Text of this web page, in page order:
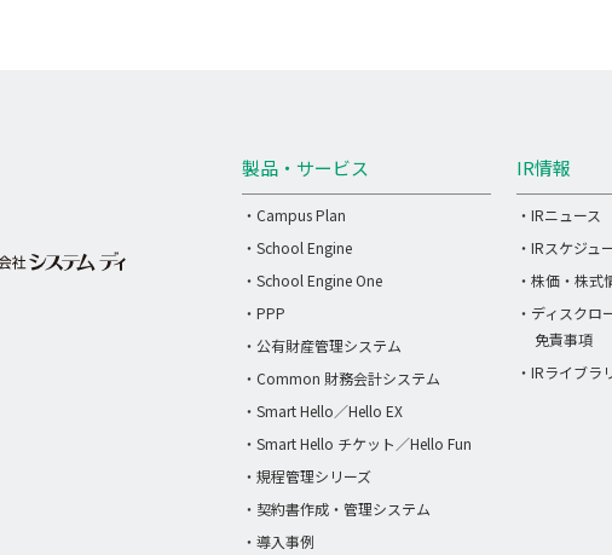
製品・サービス
・Campus Plan
・School Engine
・School Engine One
・PPP
・公有財産管理システム
・Common 財務会計システム
・Smart Hello／Hello EX
・Smart Hello チケット／Hello Fun
・規程管理シリーズ
・契約書作成・管理システム
・導入事例
IR情報
・IRニュース
・IRスケジュ
・株価・株式
・ディスクロ
免責事項
・IRライブラ